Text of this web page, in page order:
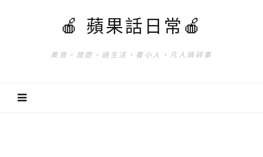
🍎 蘋果話日常🍎
美食。旅遊。過生活。養小人。凡人瑣碎事